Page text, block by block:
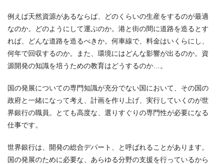
例えば天然資源があるならば、どのくらいの生産をするのが最適
なのか。どのようにして運ぶのか。港と街の間に道路を造るとす
れば、どんな道路を造るべきか。何車線で、料金はいくらにし、
何年で回収するのか。また、環境にはどんな影響が出るのか。資
源開発の知識を培うための教育はどうするのか…。
国の発展についての専門知識が充分でない国において、その国の
政府と一緒になって考え、計画を作り上げ、実行していくのが世
界銀行の職員。とても高度な、選りすぐりの専門性が必要になる
仕事です。
世界銀行は、開発の総合デパート、と呼ばれることがあります。
国の発展のために必要な、あらゆる分野の支援を行っているから